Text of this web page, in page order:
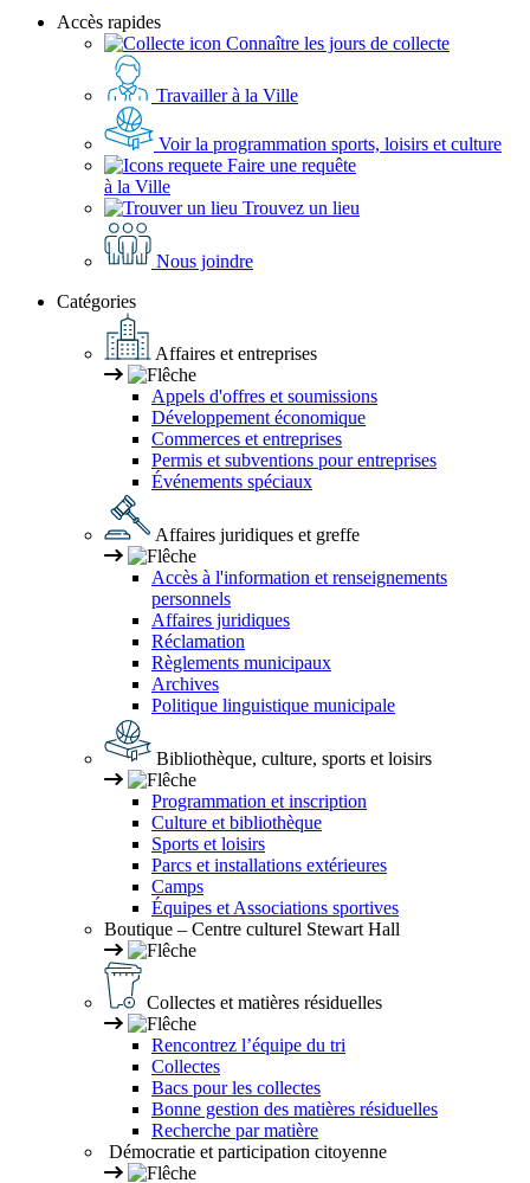
Accès rapides
Connaître les jours de collecte
Travailler à la Ville
Voir la programmation sports, loisirs et culture
Faire une requête
à la Ville
Trouvez un lieu
Nous joindre
Catégories
Affaires et entreprises
Appels d'offres et soumissions
Développement économique
Commerces et entreprises
Permis et subventions pour entreprises
Événements spéciaux
Affaires juridiques et greffe
Accès à l'information et renseignements
personnels
Affaires juridiques
Réclamation
Règlements municipaux
Archives
Politique linguistique municipale
Bibliothèque, culture, sports et loisirs
Programmation et inscription
Culture et bibliothèque
Sports et loisirs
Parcs et installations extérieures
Camps
Équipes et Associations sportives
Boutique – Centre culturel Stewart Hall
Collectes et matières résiduelles
Rencontrez l’équipe du tri
Collectes
Bacs pour les collectes
Bonne gestion des matières résiduelles
Recherche par matière
Démocratie et participation citoyenne